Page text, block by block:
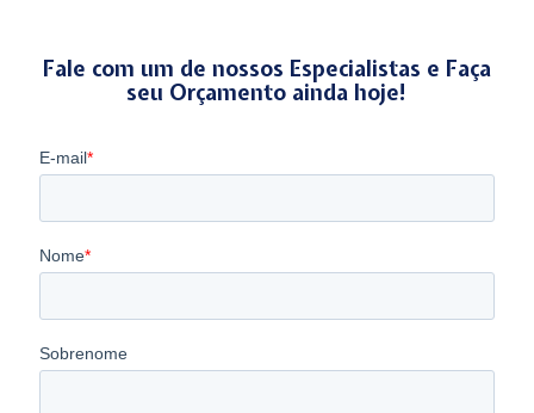
Fale com um de nossos Especialistas e Faça
seu Orçamento ainda hoje!